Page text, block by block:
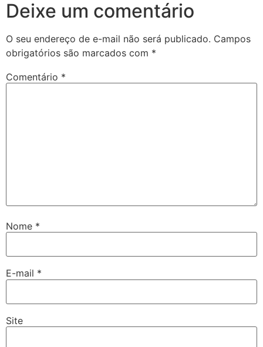
Deixe um comentário
O seu endereço de e-mail não será publicado. Campos
obrigatórios são marcados com *
Comentário *
Nome *
E-mail *
Site